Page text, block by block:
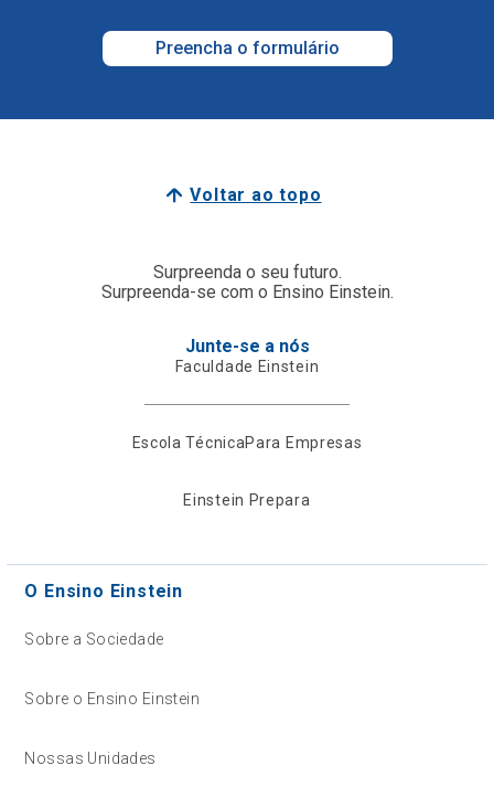
Preencha o formulário
Voltar ao topo
Surpreenda o seu futuro.
Surpreenda-se com o Ensino Einstein.
Junte-se a nós
Faculdade Einstein
Escola TécnicaPara Empresas
Einstein Prepara
O Ensino Einstein
Sobre a Sociedade
Sobre o Ensino Einstein
Nossas Unidades